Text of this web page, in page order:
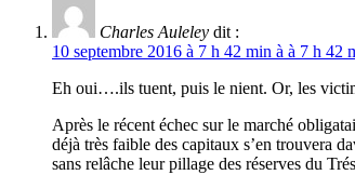
Charles Auleley dit :
10 septembre 2016 à 7 h 42 min à à 7 h 42
Eh oui….ils tuent, puis le nient. Or, les
Après le récent échec sur le marché
déjà très faible des capitaux s’en trouvera
sans relâche leur pillage des réserves du